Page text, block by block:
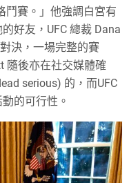
鬥賽。」他強調白宮有
好友，UFC 總裁 Dana
決，一場完整的賽
隨後亦在社交媒體確
serious) 的，而UFC
的可行性。